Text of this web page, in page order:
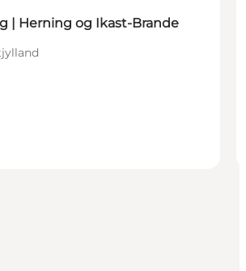
| Herning og Ikast-Brande